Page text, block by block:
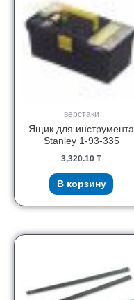
верстаки
Ящик для инструмента
Stanley 1-93-335
3,320.10 ₸
В корзину